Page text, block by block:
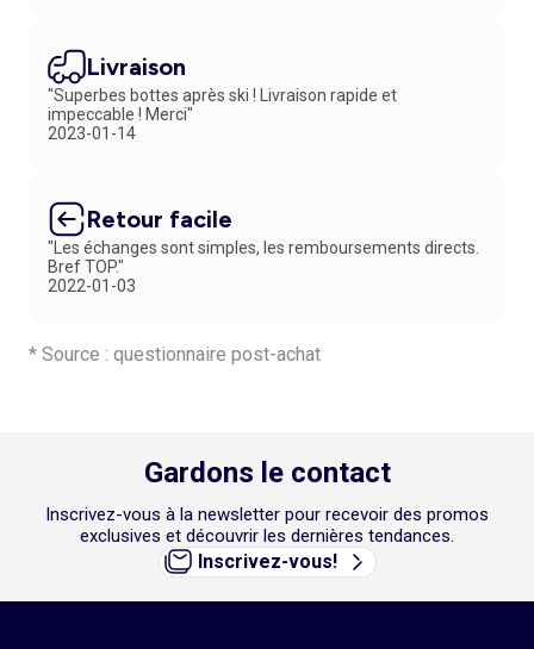
explorateur de la mode masculine, vous trouverez la paire qui saura
sublimer votre look et vous accompagner avec aisance tout au long de
la journée. Et grâce à notre service de Click & Collect vous permettant
un retrait en magasin en 1 jour ouvré, vous pouvez faire votre choix en
toute simplicité, et donnez à vos pieds le soin et l’élégance qu’ils
Livraison
"Superbes bottes après ski ! Livraison rapide et
impeccable ! Merci"
2023-01-14
Retour facile
"Les échanges sont simples, les remboursements directs.
Bref TOP."
2022-01-03
* Source : questionnaire post-achat
Gardons le contact
Inscrivez-vous à la newsletter pour recevoir des promos
exclusives et découvrir les dernières tendances.
Inscrivez-vous!